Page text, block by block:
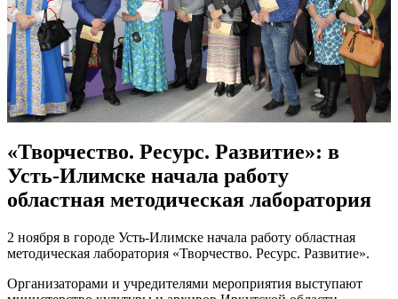
«Творчество. Ресурс. Развитие»: в
Усть-Илимске начала работу
областная методическая лаборатория
2 ноября в городе Усть-Илимске начала работу областная
методическая лаборатория «Творчество. Ресурс. Развитие».
Организаторами и учредителями мероприятия выступают